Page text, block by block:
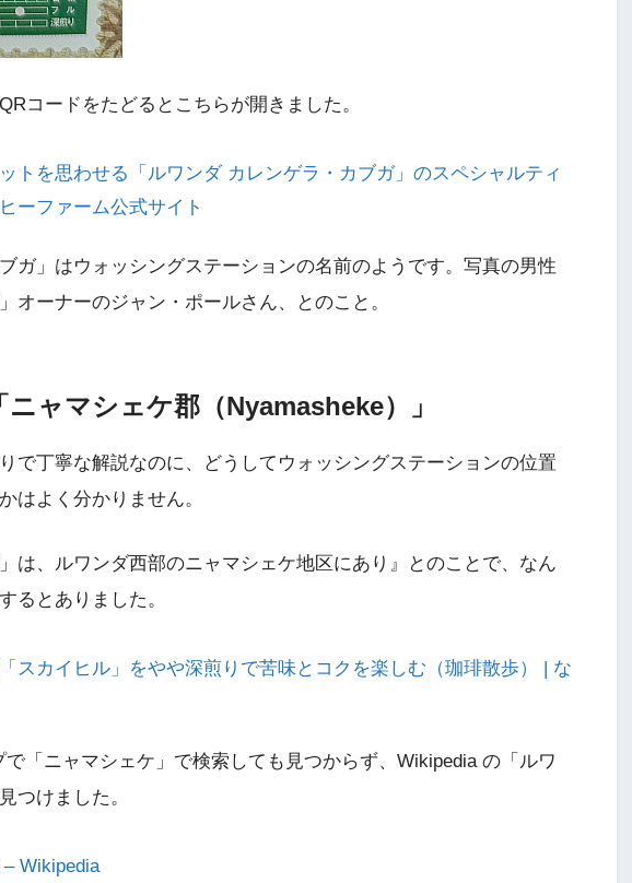
コードをたどるとこちらが開きました。
トを思わせる「ルワンダ カレンゲラ・カブガ」のスペシャルティ
ーファーム公式サイト
ガ」はウォッシングステーションの名前のようです。写真の男性
オーナーのジャン・ポールさん、とのこと。
ャマシェケ郡（Nyamasheke）」
で丁寧な解説なのに、どうしてウォッシングステーションの位置
はよく分かりません。
は、ルワンダ西部のニャマシェケ地区にあり』とのことで、なん
るとありました。
スカイヒル」をやや深煎りで苦味とコクを楽しむ（珈琲散歩） | な
で「ニャマシェケ」で検索しても見つからず、Wikipedia の「ルワ
つけました。
Wikipedia